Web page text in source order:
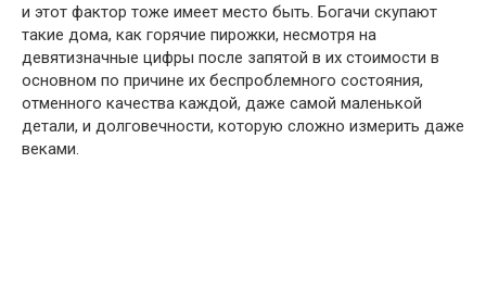
и этот фактор тоже имеет место быть. Богачи скупают
такие дома, как горячие пирожки, несмотря на
девятизначные цифры после запятой в их стоимости в
основном по причине их беспроблемного состояния,
отменного качества каждой, даже самой маленькой
детали, и долговечности, которую сложно измерить даже
веками.